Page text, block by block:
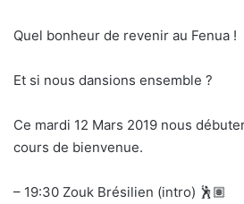
Quel bonheur de revenir au Fenua !
Et si nous dansions ensemble ?
Ce mardi 12 Mars 2019 nous
cours de bienvenue.
– 19:30 Zouk Brésilien (intro) 🕺🏽